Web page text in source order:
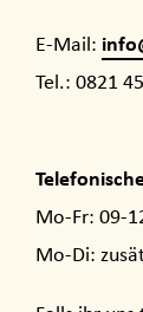
E-Mail:
Tel.: 0821
Mo-Fr: 09-
Mo-Di: